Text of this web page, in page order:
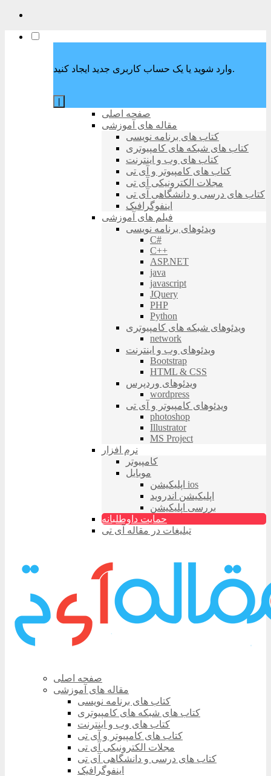
وارد شوید یا یک حساب کاربری جدید ایجاد کنید.
صفحه اصلی
مقاله های آموزشی
کتاب های برنامه نویسی
کتاب های شبکه های کامپیوتری
کتاب های وب و اینترنت
کتاب های کامپیوتر و آی تی
مجلات الکترونیکی آی تی
کتاب های درسی و دانشگاهی آی تی
اینفوگرافیک
فیلم های آموزشی
ویدئوهای برنامه نویسی
C#
C++
ASP.NET
java
javascript
JQuery
PHP
Python
ویدئوهای شبکه های کامپیوتری
network
ویدئوهای وب و اینترنت
Bootstrap
HTML & CSS
ویدئوهای وردپرس
wordpress
ویدئوهای کامپیوتر و آی تی
photoshop
Illustrator
MS Project
نرم افزار
کامپیوتر
موبایل
اپلیکیشن ios
اپلیکیشن اندروید
بررسی اپلیکیشن
حمایت داوطلبانه
تبلیغات در مقاله آی تی
صفحه اصلی
مقاله های آموزشی
کتاب های برنامه نویسی
کتاب های شبکه های کامپیوتری
کتاب های وب و اینترنت
کتاب های کامپیوتر و آی تی
مجلات الکترونیکی آی تی
کتاب های درسی و دانشگاهی آی تی
اینفوگرافیک